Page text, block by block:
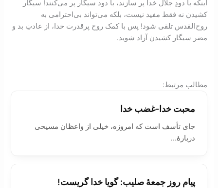
اینکه با دودِ جلال خدا پر سازند، با دود سیگار پر می‌کنند! سیگار
کشیدن نه فقط مفيد نيست، بلکه می‌تواند بی‌احترامی به
روح‌القدس تلقی شود! پس با کمک روح پرقدرت خدا، از عادتِ بد و
مضر سيگار کشيدن آزاد شويد.
:مطالب مرتبط
محبت خدا-غضب خدا
جای تأسف است که امروزه، خيلی از واعظان مسيحی
دربارۀ…
پیام روز جمعۀ صلیب: گويا خدا گریست!